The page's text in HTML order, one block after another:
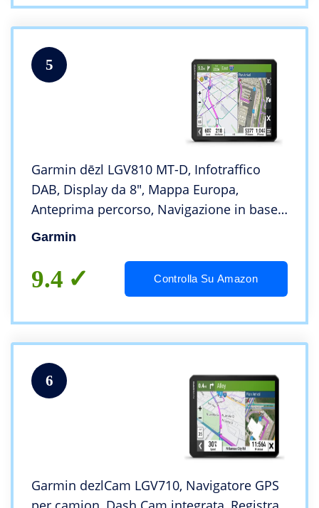
5
Garmin dēzl LGV810 MT-D, Infotraffico
DAB, Display da 8″, Mappa Europa,
Anteprima percorso, Navigazione in base
a dimensioni, peso e carico trasportato
Garmin
9.4 Controlla Su Amazon
6
Garmin dezlCam LGV710, Navigatore GPS